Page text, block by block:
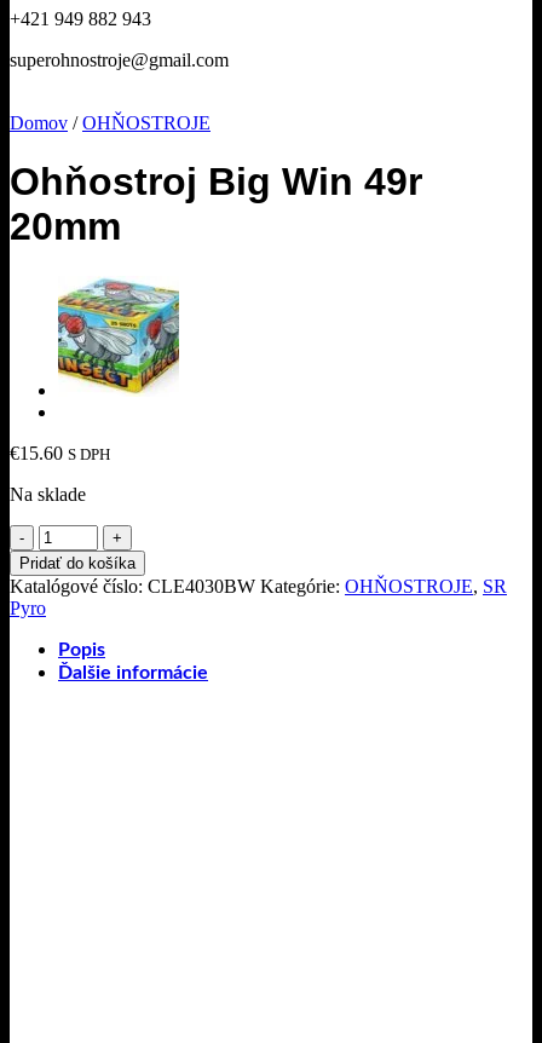
+421 949 882 943
superohnostroje@gmail.com
Domov / OHŇOSTROJE
Ohňostroj Big Win 49r
20mm
€15.60 S DPH
Na sklade
množstvo
Ohňostroj
Big
Win
49r
20mm
Pridať do košíka
Katalógové číslo: CLE4030BW Kategórie: OHŇOSTROJE, SR
Pyro
Popis
Ďalšie informácie